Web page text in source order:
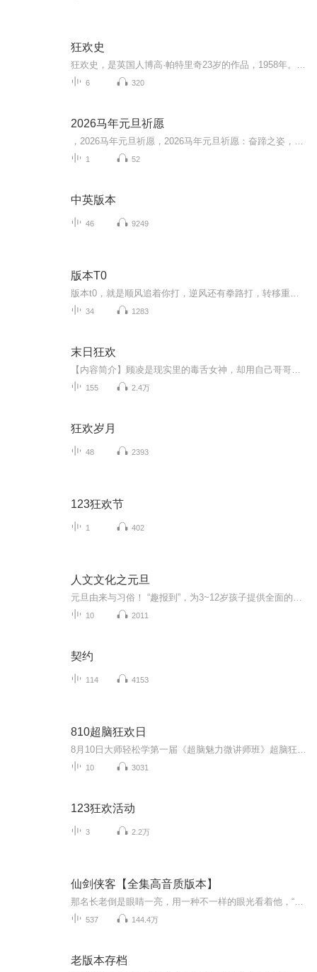
狂欢史
6 320
2026马年元旦祈愿
1 52
中英版本
46 9249
版本T0
34 1283
末日狂欢
155 2.4万
狂欢岁月
48 2393
123狂欢节
1 402
人文文化之元旦
10 2011
契约
114 4153
810超脑狂欢日
10 3031
123狂欢活动
3 2.2万
仙剑侠客【全集高音质版本】
537 144.4万
老版本存档